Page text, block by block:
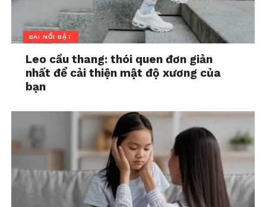
BÀI NỔI BẬT
Leo cầu thang: thói quen đơn giản
nhất để cải thiện mật độ xương của
bạn